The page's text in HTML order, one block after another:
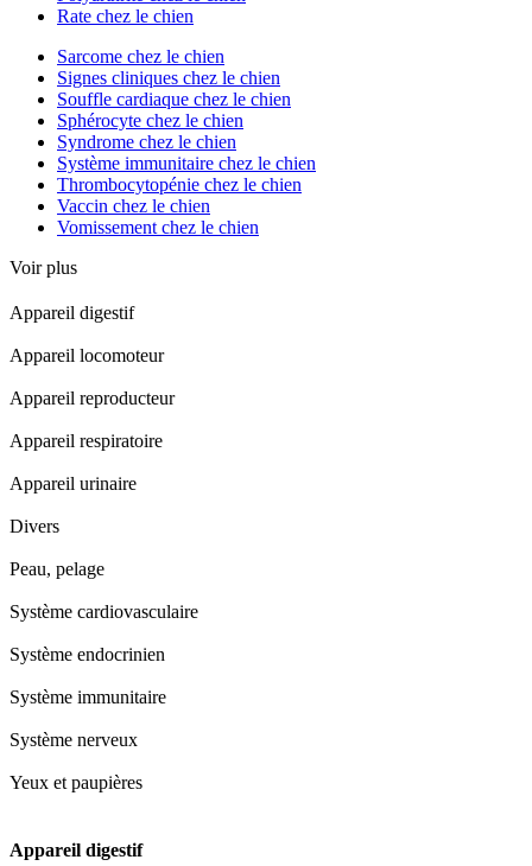
Rate chez le chien
Sarcome chez le chien
Signes cliniques chez le chien
Souffle cardiaque chez le chien
Sphérocyte chez le chien
Syndrome chez le chien
Système immunitaire chez le chien
Thrombocytopénie chez le chien
Vaccin chez le chien
Vomissement chez le chien
Voir plus
Appareil digestif
Appareil locomoteur
Appareil reproducteur
Appareil respiratoire
Appareil urinaire
Divers
Peau, pelage
Système cardiovasculaire
Système endocrinien
Système immunitaire
Système nerveux
Yeux et paupières
Appareil digestif